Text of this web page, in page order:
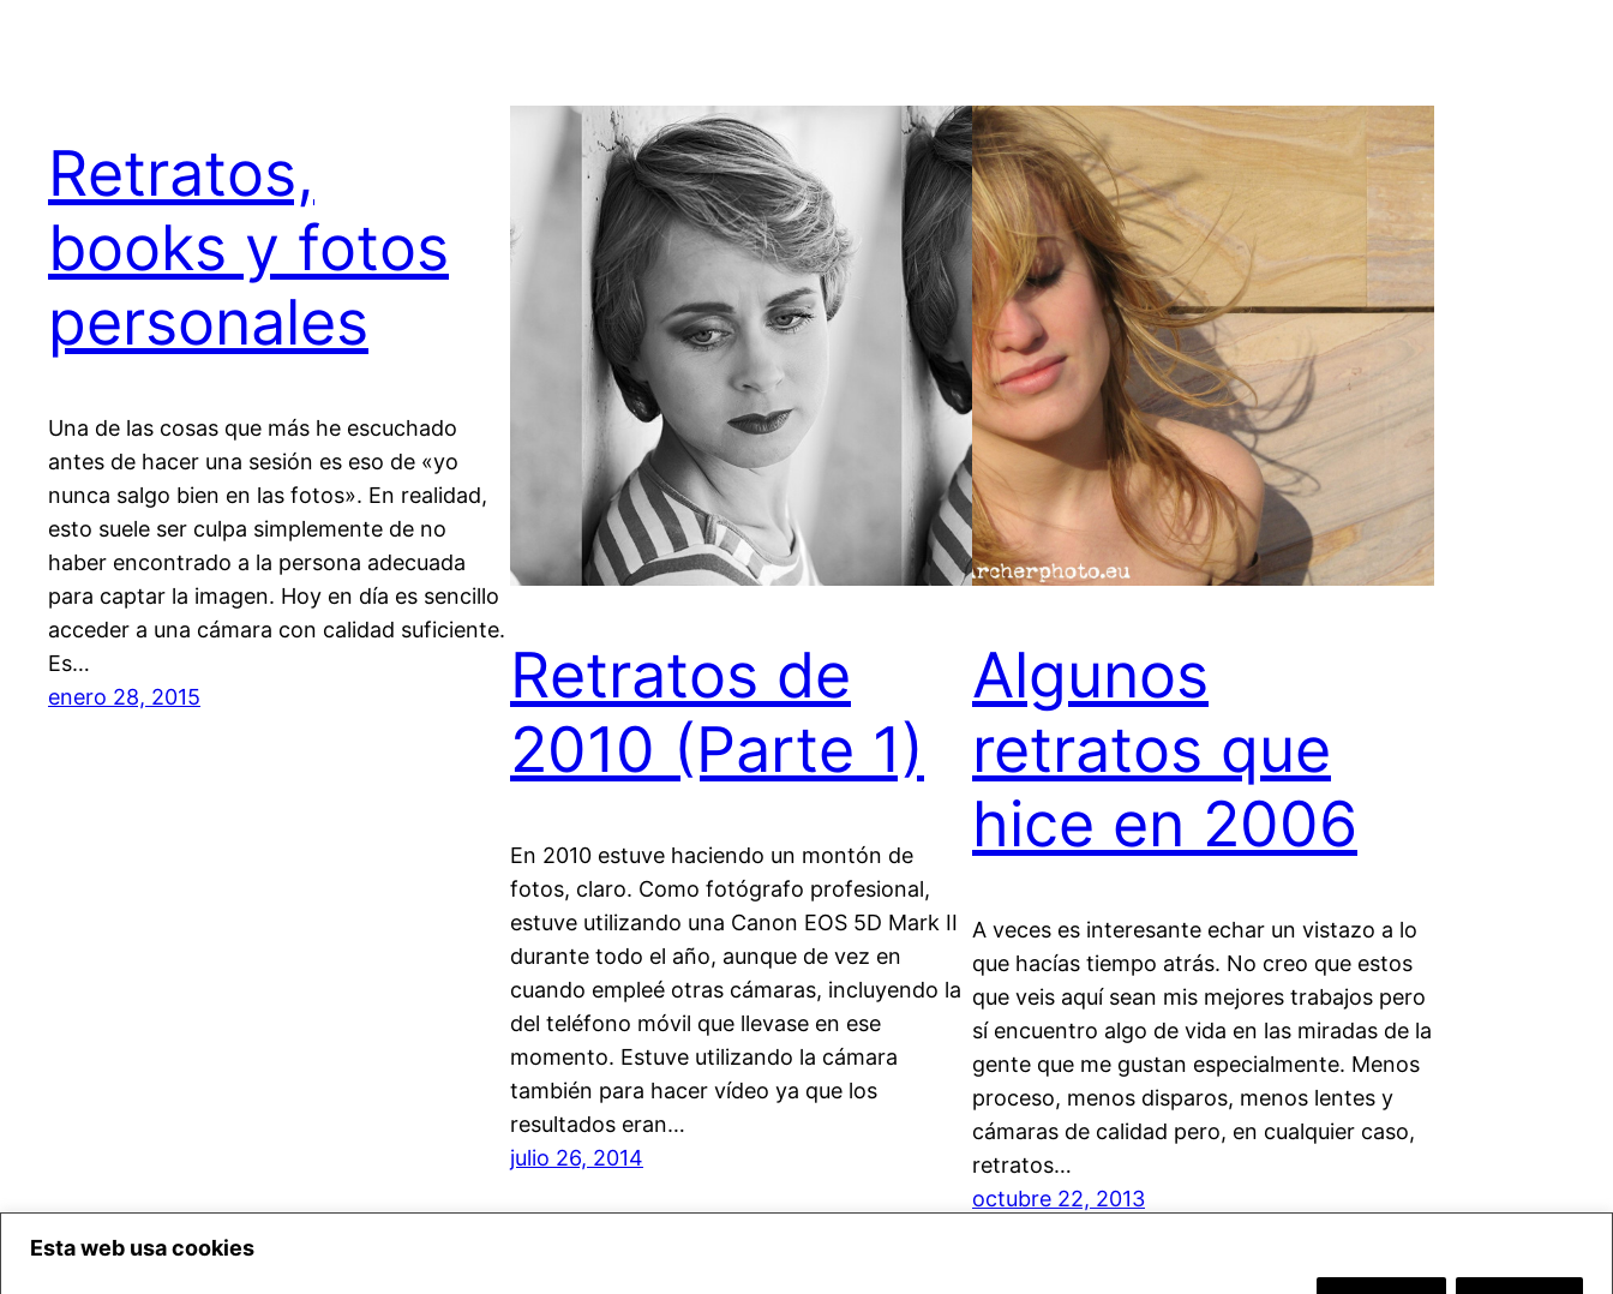
Esta web usa cookies
Retratos,
books y fotos
personales
Una de las cosas que más he escuchado
antes de hacer una sesión es eso de «yo
nunca salgo bien en las fotos». En realidad,
esto suele ser culpa simplemente de no
haber encontrado a la persona adecuada
para captar la imagen. Hoy en día es sencillo
acceder a una cámara con calidad suficiente.
Es…
enero 28, 2015
Retratos de
2010 (Parte 1)
En 2010 estuve haciendo un montón de
fotos, claro. Como fotógrafo profesional,
estuve utilizando una Canon EOS 5D Mark II
durante todo el año, aunque de vez en
cuando empleé otras cámaras, incluyendo la
del teléfono móvil que llevase en ese
momento. Estuve utilizando la cámara
también para hacer vídeo ya que los
resultados eran…
julio 26, 2014
Algunos
retratos que
hice en 2006
A veces es interesante echar un vistazo a lo
que hacías tiempo atrás. No creo que estos
que veis aquí sean mis mejores trabajos pero
sí encuentro algo de vida en las miradas de la
gente que me gustan especialmente. Menos
proceso, menos disparos, menos lentes y
cámaras de calidad pero, en cualquier caso,
retratos…
octubre 22, 2013